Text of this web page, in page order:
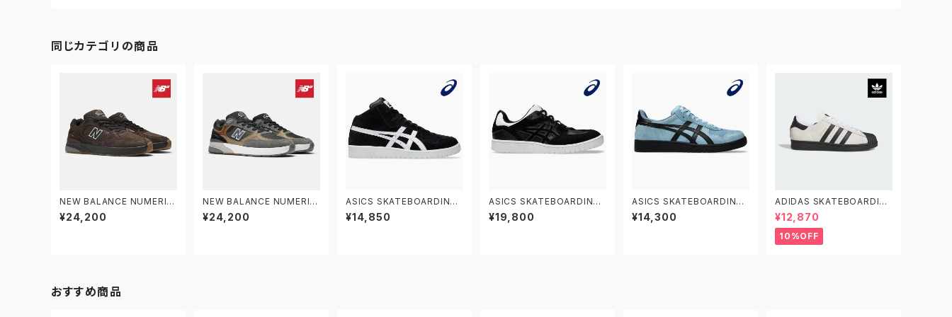
同じカテゴリの商品
NEW BALANCE NUMERIC
ニューバランス ヌメリック ア
ンドリュー・レイノルズ 933 N
¥24,200
NEW BALANCE NUMERIC
ニューバランス ヌメリック ア
ンドリュー・レイノルズ 933 N
¥24,200
ASICS SKATEBOARDING
JAPAN PRO MT 1201B03
3.002 アシックス スケートボ
¥14,850
ASICS SKATEBOARDING
GEL-SPLYTE 1201A980.0
02 アシックス スケートボーデ
¥19,800
ASICS SKATEBOARDING
JAPAN PRO 1201A920.40
1 アシックス スケートボーディ
¥14,300
ADIDAS SKATEBOARDIN
G SUPERSTAR ADV JH81
38 26.0-28.0 アディダス ス
ケートボーディング スーパー
スターADV 白黒
¥12,870
10%OFF
おすすめ商品